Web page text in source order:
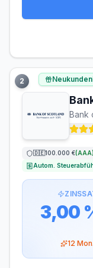
flexibel,
kündbar
1 €
Bank
🇩🇪100.000 €(AAA)
Autom.
3,00
12
2